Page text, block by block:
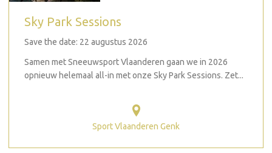
Sky Park Sessions
Save the date: 22 augustus 2026
Samen met Sneeuwsport Vlaanderen gaan we in 2026
opnieuw helemaal all-in met onze Sky Park Sessions. Zet...
Sport Vlaanderen Genk